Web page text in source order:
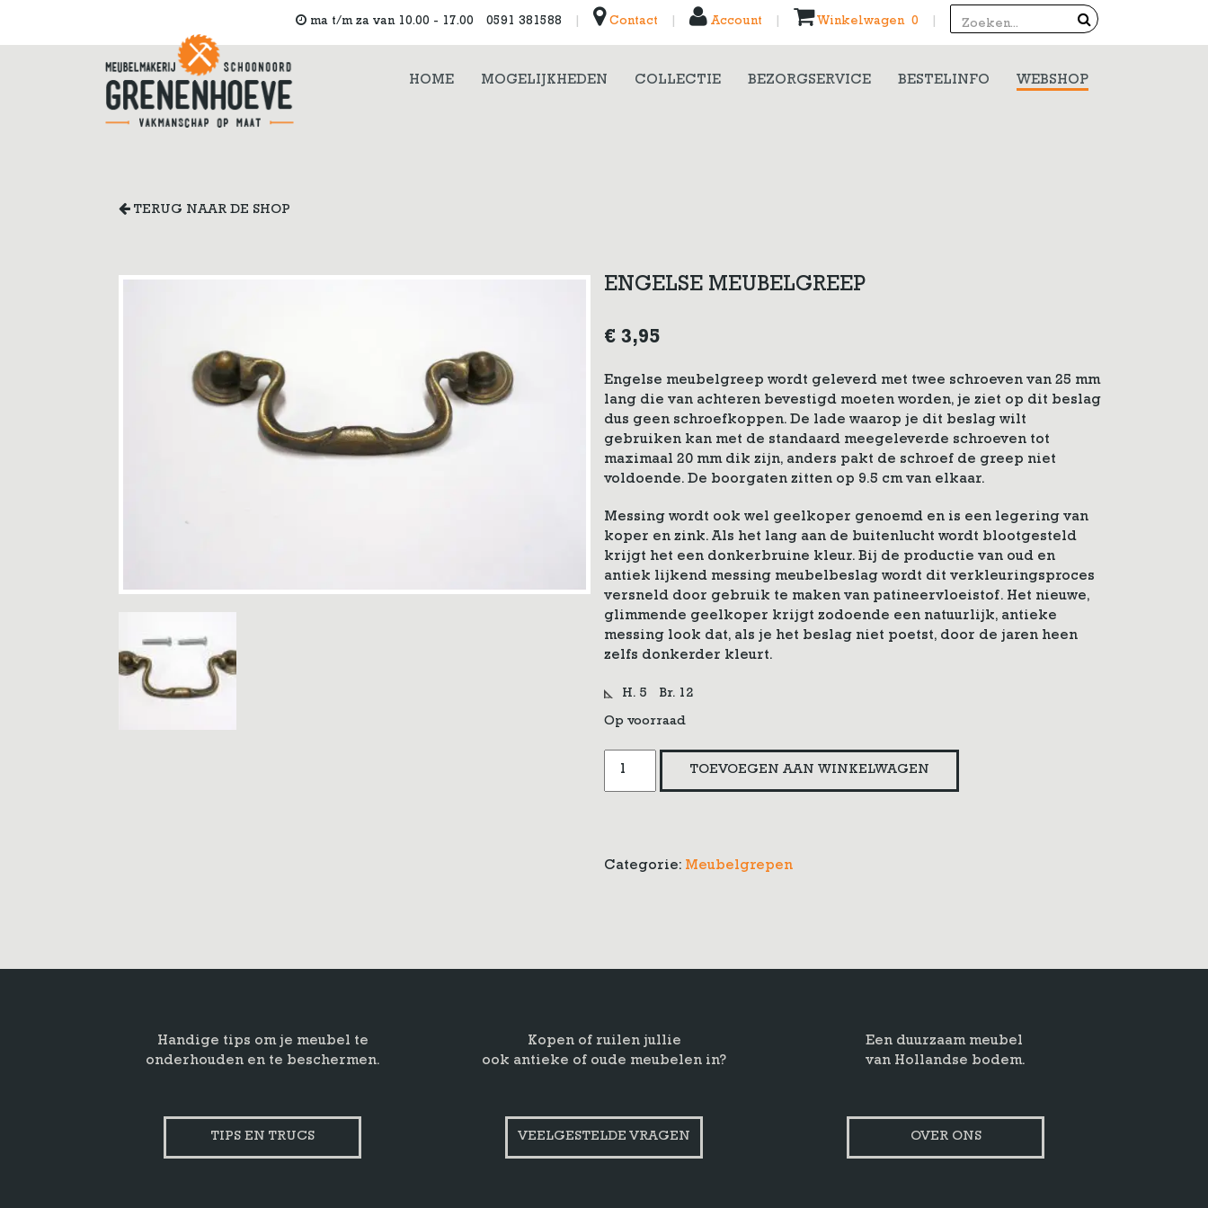
ma t/m za van 10.00 - 17.00 0591 381588 Contact Account Winkelwagen 0
HOME MOGELIJKHEDEN COLLECTIE BEZORGSERVICE BESTELINFO WEBSHOP
TERUG NAAR DE SHOP
ENGELSE MEUBELGREEP
€ 3,95
Engelse meubelgreep wordt geleverd met twee schroeven van 25 mm
lang die van achteren bevestigd moeten worden, je ziet op dit beslag
dus geen schroefkoppen. De lade waarop je dit beslag wilt
gebruiken kan met de standaard meegeleverde schroeven tot
maximaal 20 mm dik zijn, anders pakt de schroef de greep niet
voldoende. De boorgaten zitten op 9.5 cm van elkaar.
Messing wordt ook wel geelkoper genoemd en is een legering van
koper en zink. Als het lang aan de buitenlucht wordt blootgesteld
krijgt het een donkerbruine kleur. Bij de productie van oud en
antiek lijkend messing meubelbeslag wordt dit verkleuringsproces
versneld door gebruik te maken van patineervloeistof. Het nieuwe,
glimmende geelkoper krijgt zodoende een natuurlijk, antieke
messing look dat, als je het beslag niet poetst, door de jaren heen
zelfs donkerder kleurt.
H. 5 Br. 12
Op voorraad
TOEVOEGEN AAN WINKELWAGEN
Categorie: Meubelgrepen
Handige tips om je meubel te
onderhouden en te beschermen.
TIPS EN TRUCS
Kopen of ruilen jullie
ook antieke of oude meubelen in?
VEELGESTELDE VRAGEN
Een duurzaam meubel
van Hollandse bodem.
OVER ONS